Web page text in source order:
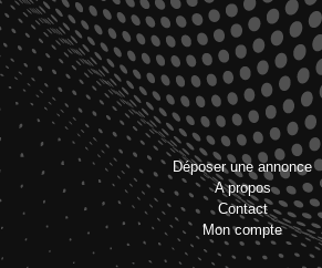
Déposer une annonce
A propos
Contact
Mon compte